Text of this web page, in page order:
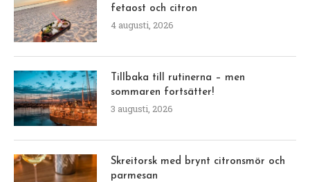
fetaost och citron
4 augusti, 2026
Tillbaka till rutinerna – men
sommaren fortsätter!
3 augusti, 2026
Skreitorsk med brynt citronsmör och
parmesan